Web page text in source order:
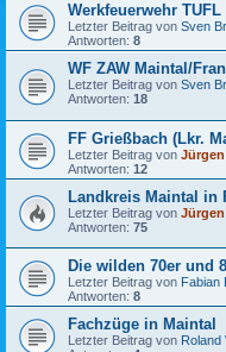
Werkfeuerwehr TUFL
Letzter Beitrag von Sven
Antworten: 8
WF ZAW Maintal/
Letzter Beitrag von Sven
Antworten: 18
FF Grießbach (Lkr.
Letzter Beitrag von
Antworten: 12
Landkreis Maintal in
Letzter Beitrag von
Antworten: 75
Die wilden 70er und
Letzter Beitrag von Fabian
Antworten: 8
Fachzüge in Maintal
Letzter Beitrag von Roland